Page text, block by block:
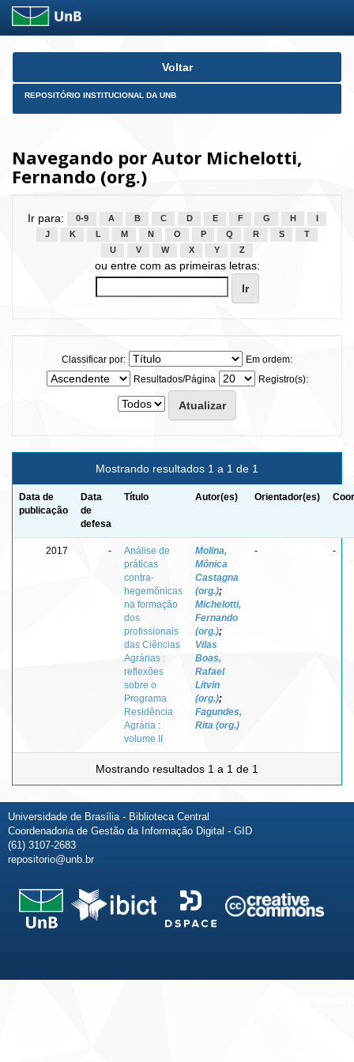
Skip
Voltar
REPOSITÓRIO INSTITUCIONAL DA UNB
Navegando por Autor Michelotti,
Fernando (org.)
Ir para: 0-9 A B C D E F G H
J
K L M N O P Q R S
T
U
V W X Y Z
ou entre com as primeiras letras:
Classificar por:
Em ordem:
Resultados/Página
Registro(s):
Mostrando resultados 1 a 1 de 1
Data de
publicação
Data
de
defesa
Título Autor(es) Orientador(es)
2017 -
Análise de
práticas
contra-
hegemônicas
na formação
dos
profissionais
das Ciências
Agrárias :
reflexões
sobre o
Programa
Residência
Agrária :
volume II
Molina,
Mônica
Castagna
(org.);
Michelotti,
Fernando
(org.);
Vilas
Boas,
Rafael
Litvin
(org.);
Fagundes,
Rita (org.)
- -
Mostrando resultados 1 a 1 de 1
Universidade de Brasília - Biblioteca Central
Coordenadoria de Gestão da Informação Digital - GID
(61) 3107-2683
repositorio@unb.br